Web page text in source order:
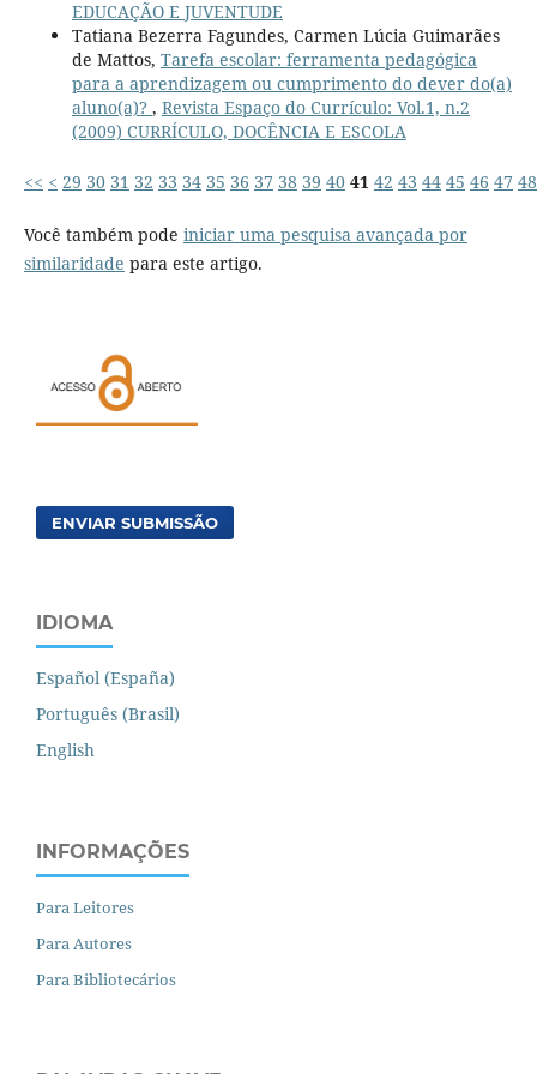
EDUCAÇÃO E JUVENTUDE
Tatiana Bezerra Fagundes, Carmen Lúcia Guimarães
de Mattos, Tarefa escolar: ferramenta pedagógica
para a aprendizagem ou cumprimento do dever do(a)
aluno(a)? , Revista Espaço do Currículo: Vol.1, n.2
(2009) CURRÍCULO, DOCÊNCIA E ESCOLA
<< < 29 30 31 32 33 34 35 36 37 38 39 40 41 42 43 44 45 46 47 48
Você também pode iniciar uma pesquisa avançada por
similaridade para este artigo.
ENVIAR SUBMISSÃO
IDIOMA
Español (España)
Português (Brasil)
English
INFORMAÇÕES
Para Leitores
Para Autores
Para Bibliotecários